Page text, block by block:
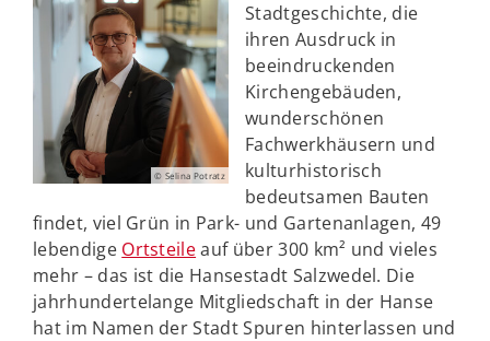
© Selina Potratz
Stadtgeschichte, die
ihren Ausdruck in
beeindruckenden
Kirchengebäuden,
wunderschönen
Fachwerkhäusern und
kulturhistorisch
bedeutsamen Bauten
findet, viel Grün in Park- und Gartenanlagen, 49
lebendige Ortsteileauf über 300 km² und vieles
mehr – das ist die Hansestadt Salzwedel. Die
jahrhundertelange Mitgliedschaft in der Hanse
hat im Namen der Stadt Spuren hinterlassen und